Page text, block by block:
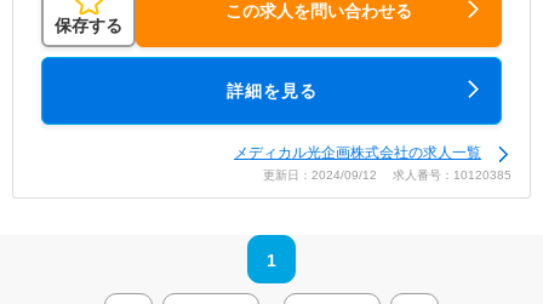
保存する
この求人を問い合わせる
詳細を見る
メディカル光企画株式会社の求人一覧
更新日：2024/09/12 求人番号：10120385
1